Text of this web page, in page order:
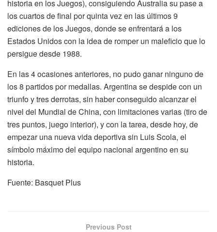
historia en los Juegos), consiguiendo Australia su pase a
los cuartos de final por quinta vez en las últimos 9
ediciones de los Juegos, donde se enfrentará a los
Estados Unidos con la idea de romper un maleficio que lo
persigue desde 1988.
En las 4 ocasiones anteriores, no pudo ganar ninguno de
los 8 partidos por medallas. Argentina se despide con un
triunfo y tres derrotas, sin haber conseguido alcanzar el
nivel del Mundial de China, con limitaciones varias (tiro de
tres puntos, juego interior), y con la tarea, desde hoy, de
empezar una nueva vida deportiva sin Luis Scola, el
símbolo máximo del equipo nacional argentino en su
historia.
Fuente: Basquet Plus
Previous Post